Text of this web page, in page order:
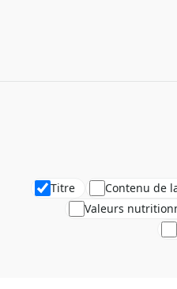
Titre Contenu de
Valeurs